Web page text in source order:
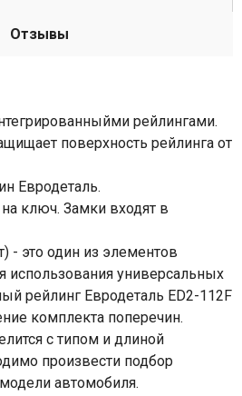
Отзывы
рейлингами.
поверхность рейлинга от
Евродеталь.
ключ. Замки входят в
- это один из элементов
использования универсальных
рейлинг Евродеталь ED2-112F
комплекта поперечин.
с типом и длиной
произвести подбор
автомобиля.